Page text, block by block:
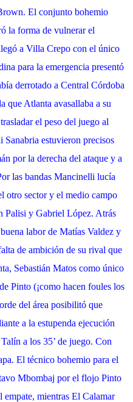
El conjunto bohemio
la forma de vulnerar el
a Villa Crepo con el único
para la emergencia presentó
derrotado a Central Córdoba
que Atlanta avasallaba a su
el peso del juego al
estuvieron precisos
por la derecha del ataque y a
las bandas Mancinelli lucía
otro sector y el medio campo
Palisi y Gabriel López. Atrás
labor de Matías Valdez y
de ambición de su rival que
Sebastián Matos como único
Pinto (¡como hacen foules los
del área posibilitó que
a la estupenda ejecución
a los 35’ de juego. Con
El técnico bohemio para el
Mbombaj por el flojo Pinto
mientras El Calamar